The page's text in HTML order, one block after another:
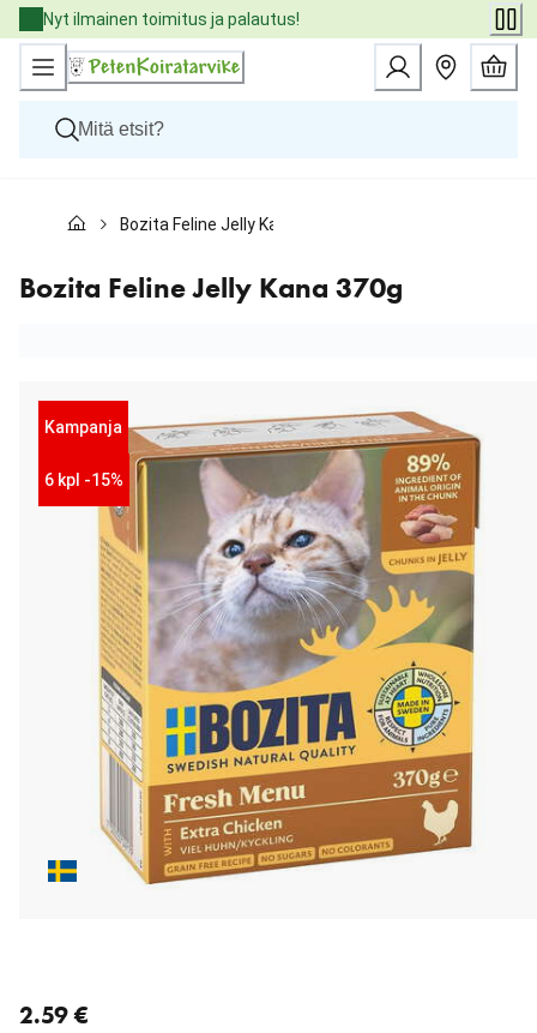
Skip
to
Content
Nyt ilmainen toimitus ja palautus!
Kissat
Eläinlääkäriruoat
Tuotemerkit
Bozita Feline Jelly Kana 370g
Bozita Feline Jelly Kana 370g
Kampanja
6 kpl -15%
2.59 €